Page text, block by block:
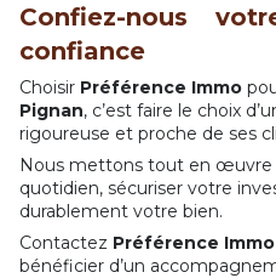
Confiez-nous
confiance
Choisir Préférence Immo
Pignan, c’est faire le choix
rigoureuse et proche de ses
Nous mettons tout en œuvre
quotidien, sécuriser votre
durablement votre bien.
Contactez Préférence Immo
bénéficier d’un